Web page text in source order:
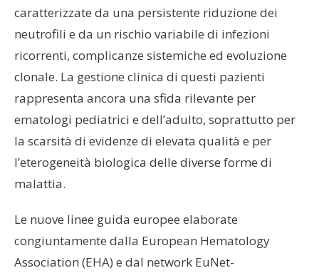
caratterizzate da una persistente riduzione dei
neutrofili e da un rischio variabile di infezioni
ricorrenti, complicanze sistemiche ed evoluzione
clonale. La gestione clinica di questi pazienti
rappresenta ancora una sfida rilevante per
ematologi pediatrici e dell’adulto, soprattutto per
la scarsità di evidenze di elevata qualità e per
l’eterogeneità biologica delle diverse forme di
malattia.
Le nuove linee guida europee elaborate
congiuntamente dalla European Hematology
Association (EHA) e dal network EuNet-